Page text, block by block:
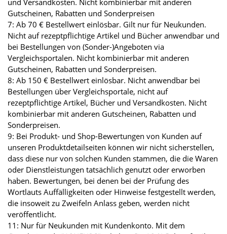
und Versandkosten. Nicht kombinierbar mit anderen
Gutscheinen, Rabatten und Sonderpreisen
7: Ab 70 € Bestellwert einlösbar. Gilt nur für Neukunden.
Nicht auf rezeptpflichtige Artikel und Bücher anwendbar und
bei Bestellungen von (Sonder-)Angeboten via
Vergleichsportalen. Nicht kombinierbar mit anderen
Gutscheinen, Rabatten und Sonderpreisen.
8: Ab 150 € Bestellwert einlösbar. Nicht anwendbar bei
Bestellungen über Vergleichsportale, nicht auf
rezeptpflichtige Artikel, Bücher und Versandkosten. Nicht
kombinierbar mit anderen Gutscheinen, Rabatten und
Sonderpreisen.
9: Bei Produkt- und Shop-Bewertungen von Kunden auf
unseren Produktdetailseiten können wir nicht sicherstellen,
dass diese nur von solchen Kunden stammen, die die Waren
oder Dienstleistungen tatsächlich genutzt oder erworben
haben. Bewertungen, bei denen bei der Prüfung des
Wortlauts Auffälligkeiten oder Hinweise festgestellt werden,
die insoweit zu Zweifeln Anlass geben, werden nicht
veröffentlicht.
11: Nur für Neukunden mit Kundenkonto. Mit dem